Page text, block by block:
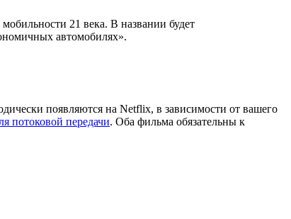
21 века. В названии будет
автомобилях».
появляются на Netflix, в зависимости от вашего
потоковой передачи. Оба фильма обязательны к